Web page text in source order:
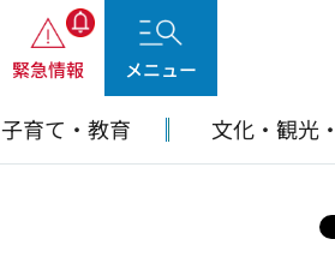
緊急情報 メニュー
子育て・教育 文化・観光